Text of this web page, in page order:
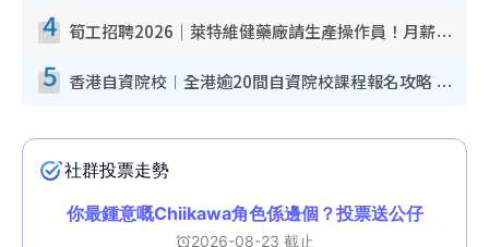
4 筍工招聘2026｜萊特維健藥廠請生產操作員！月薪高達$1.7萬 冷氣廠房/五天工作/保證雙糧
5 香港自資院校︱全港逾20間自資院校課程報名攻略 留位費可退/申請日期/報名連結